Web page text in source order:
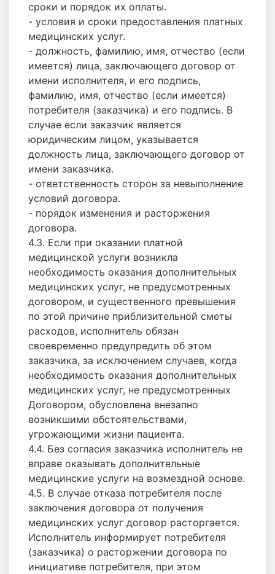
сроки и порядок их оплаты.
- условия и сроки предоставления платных
медицинских услуг.
- должность, фамилию, имя, отчество (если
имеется) лица, заключающего договор от
имени исполнителя, и его подпись,
фамилию, имя, отчество (если имеется)
потребителя (заказчика) и его подпись. В
случае если заказчик является
юридическим лицом, указывается
должность лица, заключающего договор от
имени заказчика.
- ответственность сторон за невыполнение
условий договора.
- порядок изменения и расторжения
договора.
4.3. Если при оказании платной
медицинской услуги возникла
необходимость оказания дополнительных
медицинских услуг, не предусмотренных
договором, и существенного превышения
по этой причине приблизительной сметы
расходов, исполнитель обязан
своевременно предупредить об этом
заказчика, за исключением случаев, когда
необходимость оказания дополнительных
медицинских услуг, не предусмотренных
Договором, обусловлена внезапно
возникшими обстоятельствами,
угрожающими жизни пациента.
4.4. Без согласия заказчика исполнитель не
вправе оказывать дополнительные
медицинские услуги на возмездной основе.
4.5. В случае отказа потребителя после
заключения договора от получения
медицинских услуг договор расторгается.
Исполнитель информирует потребителя
(заказчика) о расторжении договора по
инициативе потребителя, при этом